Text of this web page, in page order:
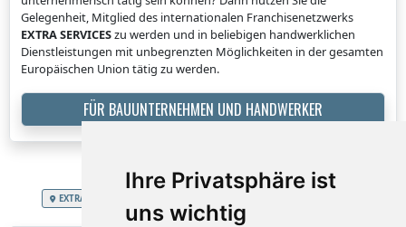
Ihre Privatsphäre ist
uns wichtig
Gelegenheit, Mitglied des internationalen Franchisenetzwerks
EXTRA SERVICESzu werden und in beliebigen handwerklichen
Dienstleistungen mit unbegrenzten Möglichkeiten in der gesamten
Europäischen Union tätig zu werden.
FÜR BAUUNTERNEHMEN UND HANDWERKER
EXTRA SERVICES